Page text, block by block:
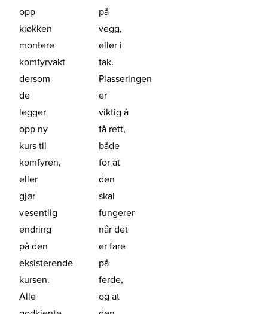
opp
kjøkken
montere
komfyrvakt
dersom
de
legger
opp ny
kurs til
komfyren,
eller
gjør
vesentlig
endring
på den
eksisterende
kursen.
Alle
på
vegg,
eller i
tak.
Plasseringen
er
viktig å
få rett,
både
for at
den
skal
fungerer
når det
er fare
på
ferde,
og at